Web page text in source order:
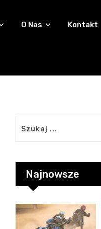
O Nas Kontakt
Najnowsze